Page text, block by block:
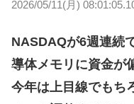
2026/05/11(月)
NASDAQが6週連続
導体メモリに資金が
今年は上目線でもち